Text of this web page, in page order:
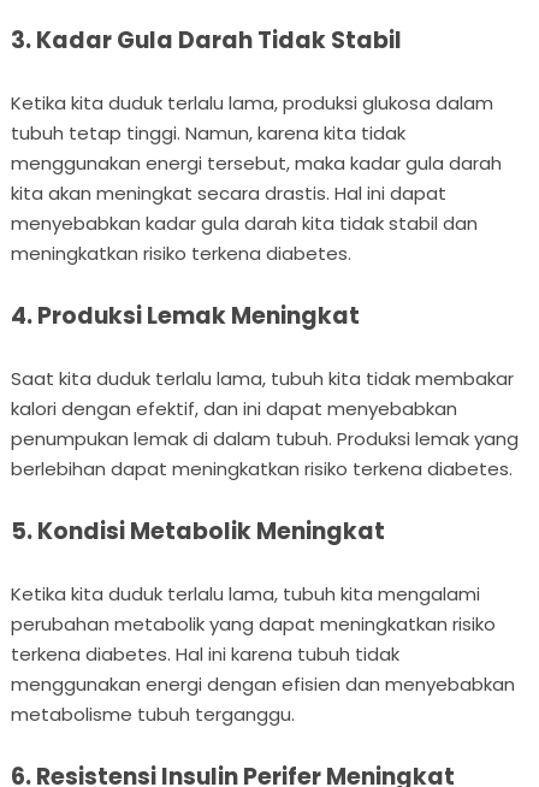
3. Kadar Gula Darah Tidak Stabil
Ketika kita duduk terlalu lama, produksi glukosa dalam
tubuh tetap tinggi. Namun, karena kita tidak
menggunakan energi tersebut, maka kadar gula darah
kita akan meningkat secara drastis. Hal ini dapat
menyebabkan kadar gula darah kita tidak stabil dan
meningkatkan risiko terkena diabetes.
4. Produksi Lemak Meningkat
Saat kita duduk terlalu lama, tubuh kita tidak membakar
kalori dengan efektif, dan ini dapat menyebabkan
penumpukan lemak di dalam tubuh. Produksi lemak yang
berlebihan dapat meningkatkan risiko terkena diabetes.
5. Kondisi Metabolik Meningkat
Ketika kita duduk terlalu lama, tubuh kita mengalami
perubahan metabolik yang dapat meningkatkan risiko
terkena diabetes. Hal ini karena tubuh tidak
menggunakan energi dengan efisien dan menyebabkan
metabolisme tubuh terganggu.
6. Resistensi Insulin Perifer Meningkat